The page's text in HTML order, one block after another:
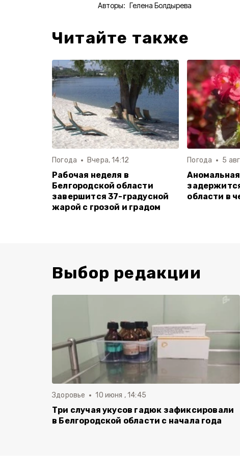
Авторы: Гелена Болдырева
Читайте также
Погода Вчера, 14:12
Рабочая неделя в
Белгородской области
завершится 37-градусной
жарой с грозой и градом
Погода 5
области в
Выбор редакции
Здоровье 10 июня , 14:45
Три случая укусов гадюк зафиксировали
в Белгородской области с начала года